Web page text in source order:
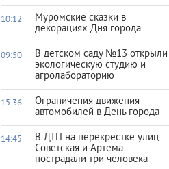
10:12
Муромские сказки в
декорациях Дня города
09:50
В детском саду №13 открыли
экологическую студию и
агролабораторию
15:36
Ограничения движения
автомобилей в День города
14:45
В ДТП на перекрестке улиц
Советская и Артема
пострадали три человека